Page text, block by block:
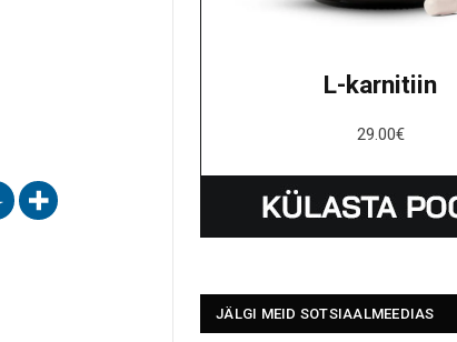
L-karnitiin
29.00€
JÄLGI MEID SOTSIAALMEEDIAS